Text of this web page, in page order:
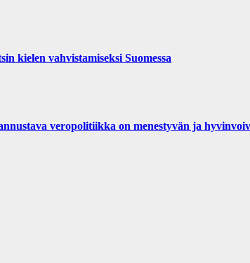
kielen vahvistamiseksi Suomessa
veropolitiikka on menestyvän ja